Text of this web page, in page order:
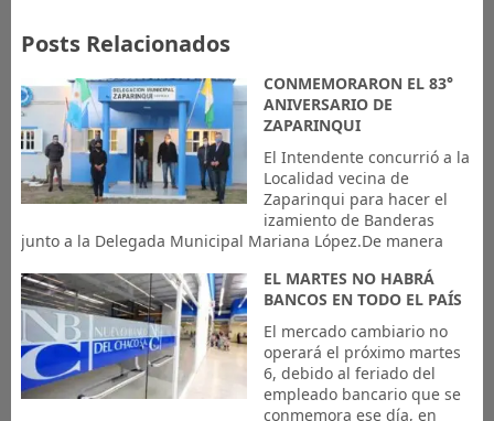
Posts Relacionados
CONMEMORARON EL 83°
ANIVERSARIO DE
ZAPARINQUI
El Intendente concurrió a la
Localidad vecina de
Zaparinqui para hacer el
izamiento de Banderas
junto a la Delegada Municipal Mariana López.De manera
EL MARTES NO HABRÁ
BANCOS EN TODO EL PAÍS
El mercado cambiario no
operará el próximo martes
6, debido al feriado del
empleado bancario que se
conmemora ese día, en